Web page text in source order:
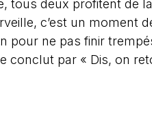
tous deux profitent de
c’est un moment
pour ne pas finir
conclut par « Dis, on